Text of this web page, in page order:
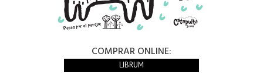
COMPRAR ONLINE:
LIBRUM